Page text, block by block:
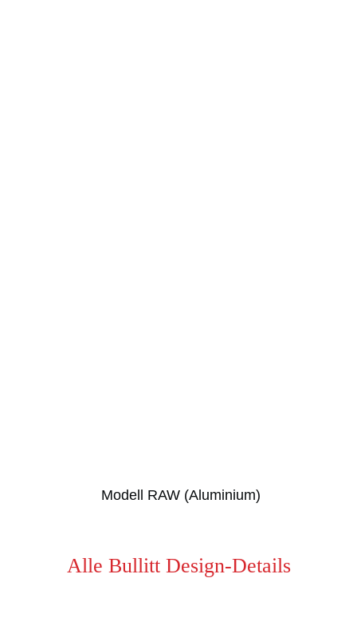
Modell RAW (Aluminium)
Alle Bullitt Design-Details